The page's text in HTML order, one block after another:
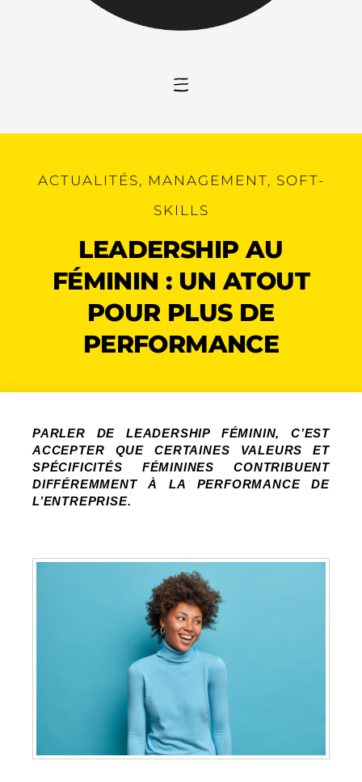
ACTUALITÉS, MANAGEMENT, SOFT-
SKILLS
LEADERSHIP AU
FÉMININ : UN ATOUT
POUR PLUS DE
PERFORMANCE
PARLER DE LEADERSHIP FÉMININ, C’EST
ACCEPTER QUE CERTAINES VALEURS ET
SPÉCIFICITÉS FÉMININES CONTRIBUENT
DIFFÉREMMENT À LA PERFORMANCE DE
L’ENTREPRISE.